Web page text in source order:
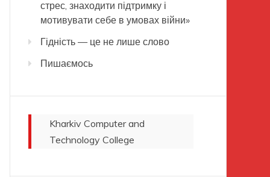
стрес, знаходити підтримку і
мотивувати себе в умовах війни»
Гідність — це не лише слово
Пишаємось
Kharkiv Computer and
Technology College